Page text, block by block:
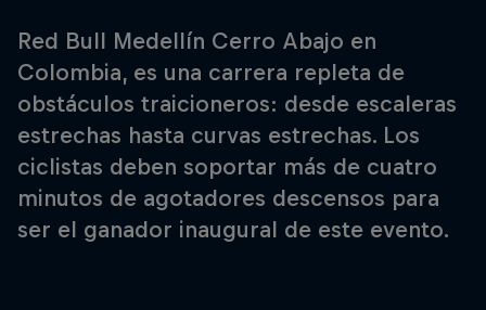
Red Bull Medellín Cerro Abajo en
Colombia, es una carrera repleta de
obstáculos traicioneros: desde escaleras
estrechas hasta curvas estrechas. Los
ciclistas deben soportar más de cuatro
minutos de agotadores descensos para
ser el ganador inaugural de este evento.